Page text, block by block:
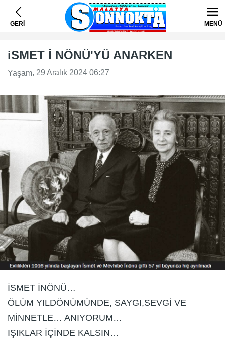
GERİ MENÜ
iSMET İ NÖNÜ'YÜ ANARKEN
Yaşam, 29 Aralık 2024 06:27
İSMET İNÖNÜ…
ÖLÜM YILDÖNÜMÜNDE, SAYGI,SEVGİ VE
MİNNETLE… ANIYORUM…
IŞIKLAR İÇİNDE KALSIN…